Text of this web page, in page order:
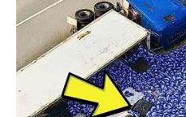
TEMAS RELACIONADOS
SANTA MARTA
VIRNA JOHNSON